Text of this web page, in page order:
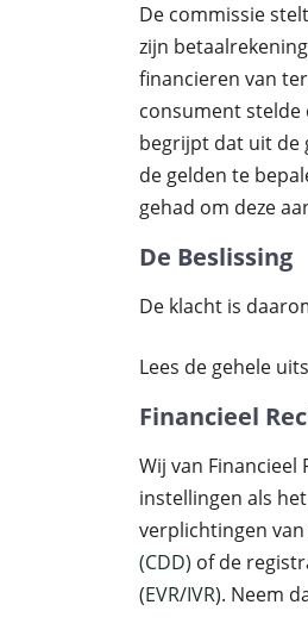
De commissie
zijn
financieren van
consument stelde
begrijpt dat uit de
de gelden te
gehad om deze
De Beslissing
De klacht is
Lees de gehele
Financieel
Wij van
instellingen als
verplichtingen
(CDD) of de
(EVR/IVR). Neem